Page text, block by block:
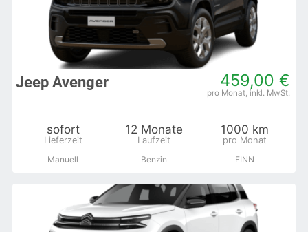
459,00 €
Jeep Avenger
sofort 12 Monate 1000 km
Manuell Benzin FINN